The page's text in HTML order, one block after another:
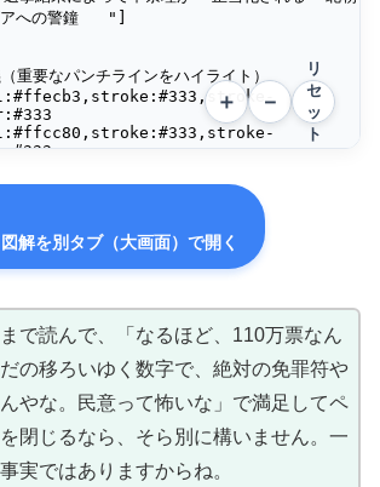
解を別タブ（大画面）で開く
で読んで、「なるほど、110万票なん
の移ろいゆく数字で、絶対の免罪符や
やな。民意って怖いな」で満足してペ
閉じるなら、そら別に構いません。一
実ではありますからね。